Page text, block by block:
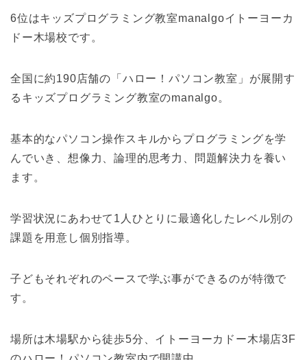
6位はキッズプログラミング教室manalgoイトーヨーカ
ドー木場校です。
全国に約190店舗の「ハロー！パソコン教室」が展開す
るキッズプログラミング教室のmanalgo。
基本的なパソコン操作スキルからプログラミングを学
んでいき、想像力、論理的思考力、問題解決力を養い
ます。
学習状況にあわせて1人ひとりに最適化したレベル別の
課題を用意し個別指導。
子どもそれぞれのペースで学ぶ事ができるのが特徴で
す。
場所は木場駅から徒歩5分、イトーヨーカドー木場店3F